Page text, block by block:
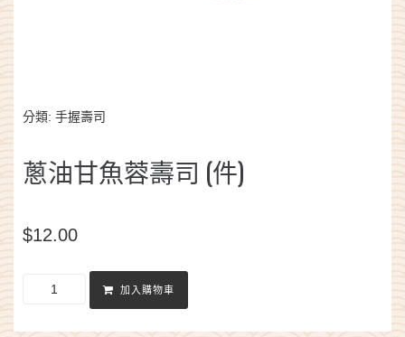
分類: 手握壽司
蔥油甘魚蓉壽司 (件)
$12.00
加入購物車